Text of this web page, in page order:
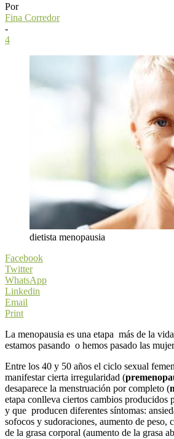
Por
Fina Corredor
-
4
dietista menopausia
Facebook
Twitter
WhatsApp
Linkedin
Email
Print
La menopausia es una etapa más de la
estamos pasando o hemos pasado las
Entre los 40 y 50 años el ciclo sexual
manifestar cierta irregularidad (
desaparece la menstruación por completo (
etapa conlleva ciertos cambios producidos
y que producen diferentes síntomas:
sofocos y sudoraciones, aumento de peso,
de la grasa corporal (aumento de la grasa